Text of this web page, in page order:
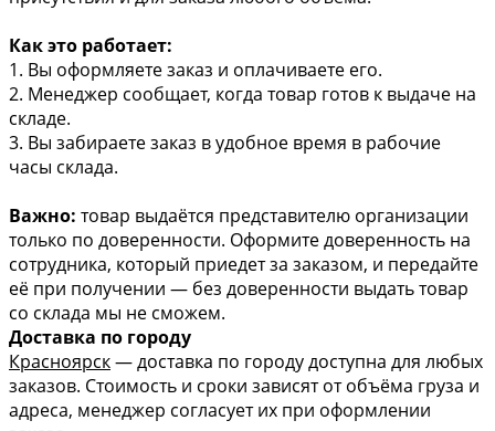
Как это работает:
1. Вы оформляете заказ и оплачиваете его.
2. Менеджер сообщает, когда товар готов к выдаче на
складе.
3. Вы забираете заказ в удобное время в рабочие
часы склада.
Важно: товар выдаётся представителю организации
только по доверенности. Оформите доверенность на
сотрудника, который приедет за заказом, и передайте
её при получении — без доверенности выдать товар
со склада мы не сможем.
Доставка по городу
Красноярск— доставка по городу доступна для любых
заказов. Стоимость и сроки зависят от объёма груза и
адреса, менеджер согласует их при оформлении